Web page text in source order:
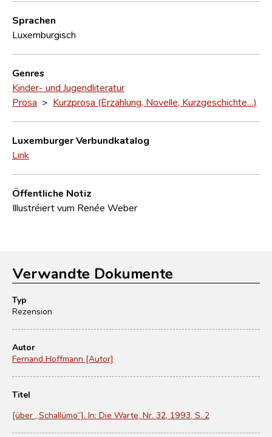
Sprachen
Luxemburgisch
Genres
Kinder- und Jugendliteratur
Prosa > Kurzprosa (Erzählung, Novelle, Kurzgeschichte…)
Luxemburger Verbundkatalog
Link
Öffentliche Notiz
Illustréiert vum Renée Weber
Verwandte Dokumente
Typ
Rezension
Autor
Fernand Hoffmann [Autor]
Titel
[über „Schallümo“]. In: Die Warte, Nr. 32, 1993, S. 2